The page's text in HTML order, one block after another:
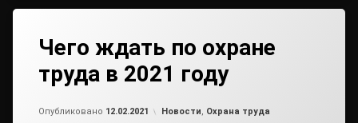
Чего ждать по охране
труда в 2021 году
Опубликовано 12.02.2021 Рубрики:
Новости, Охрана труда